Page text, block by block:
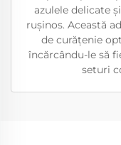
azulele delicate
rușinos. Această
de curățenie
încărcându-le să
seturi